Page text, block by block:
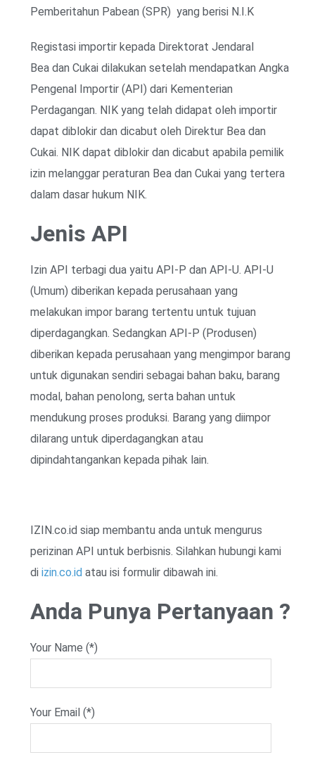
Pemberitahun Pabean (SPR) yang berisi N.I.K
Registasi importir kepada Direktorat Jendaral
Bea dan Cukai dilakukan setelah mendapatkan Angka
Pengenal Importir (API) dari Kementerian
Perdagangan. NIK yang telah didapat oleh importir
dapat diblokir dan dicabut oleh Direktur Bea dan
Cukai. NIK dapat diblokir dan dicabut apabila pemilik
izin melanggar peraturan Bea dan Cukai yang tertera
dalam dasar hukum NIK.
Jenis API
Izin API terbagi dua yaitu API-P dan API-U. API-U
(Umum) diberikan kepada perusahaan yang
melakukan impor barang tertentu untuk tujuan
diperdagangkan. Sedangkan API-P (Produsen)
diberikan kepada perusahaan yang mengimpor barang
untuk digunakan sendiri sebagai bahan baku, barang
modal, bahan penolong, serta bahan untuk
mendukung proses produksi. Barang yang diimpor
dilarang untuk diperdagangkan atau
dipindahtangankan kepada pihak lain.
IZIN.co.id siap membantu anda untuk mengurus
perizinan API untuk berbisnis. Silahkan hubungi kami
di izin.co.id atau isi formulir dibawah ini.
Anda Punya Pertanyaan ?
Your Name (*)
Your Email (*)